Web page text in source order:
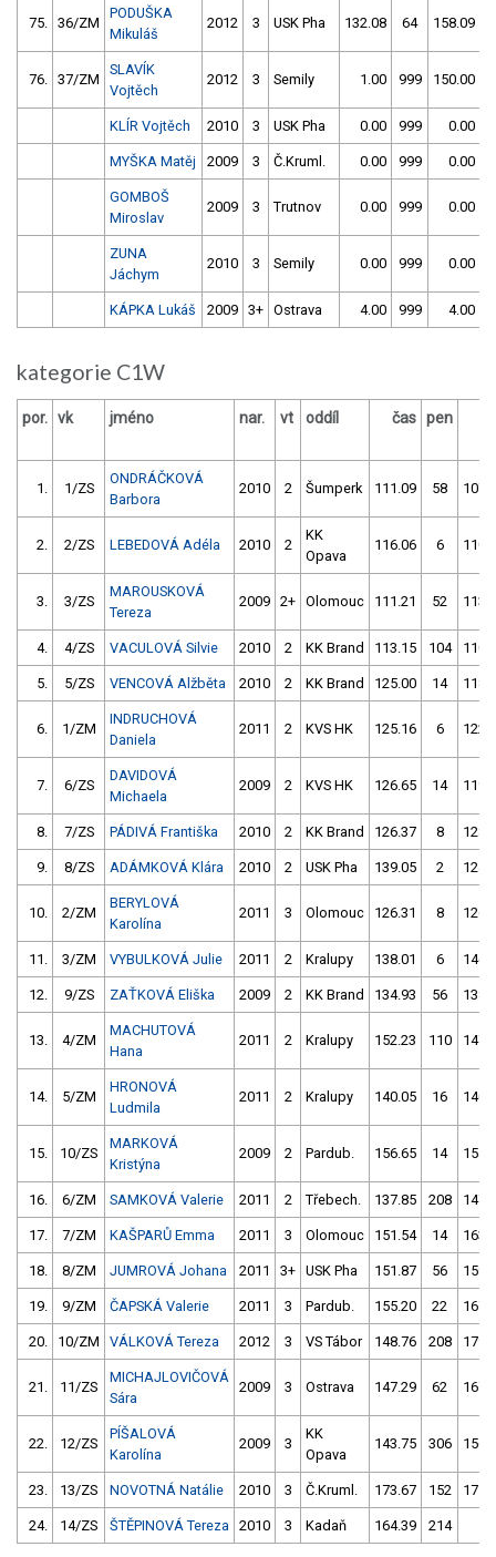
75. 36/ZM
PODUŠKA
Mikuláš
2012 3 USK Pha 132.08 64 158.09
76. 37/ZM
SLAVÍK
Vojtěch
2012 3 Semily 1.00 999 150.00
KLÍR Vojtěch 2010 3 USK Pha 0.00 999 0.00
MYŠKA Matěj 2009 3 Č.Kruml. 0.00 999 0.00
GOMBOŠ
Miroslav
2009 3 Trutnov 0.00 999 0.00
ZUNA
Jáchym
2010 3 Semily 0.00 999 0.00
KÁPKA Lukáš 2009 3+ Ostrava 4.00 999 4.00
kategorie C1W
por. vk jméno nar. vt oddíl čas pen
1. 1/ZS
ONDRÁČKOVÁ
Barbora
2010 2 Šumperk 111.09 58
2. 2/ZS LEBEDOVÁ Adéla 2010 2
KK
Opava
116.06 6
3. 3/ZS
MAROUSKOVÁ
Tereza
2009 2+ Olomouc 111.21 52
4. 4/ZS VACULOVÁ Silvie 2010 2 KK Brand 113.15 104
5. 5/ZS VENCOVÁ Alžběta 2010 2 KK Brand 125.00 14
6. 1/ZM
INDRUCHOVÁ
Daniela
2011 2 KVS HK 125.16 6
7. 6/ZS
DAVIDOVÁ
Michaela
2009 2 KVS HK 126.65 14
8. 7/ZS PÁDIVÁ Františka 2010 2 KK Brand 126.37 8
9. 8/ZS ADÁMKOVÁ Klára 2010 2 USK Pha 139.05 2
10. 2/ZM
BERYLOVÁ
Karolína
2011 3 Olomouc 126.31 8
11. 3/ZM VYBULKOVÁ Julie 2011 2 Kralupy 138.01 6
12. 9/ZS ZAŤKOVÁ Eliška 2009 2 KK Brand 134.93 56
13. 4/ZM
MACHUTOVÁ
Hana
2011 2 Kralupy 152.23 110
14. 5/ZM
HRONOVÁ
Ludmila
2011 2 Kralupy 140.05 16
15. 10/ZS
MARKOVÁ
Kristýna
2009 2 Pardub. 156.65 14
16. 6/ZM SAMKOVÁ Valerie 2011 2 Třebech. 137.85 208
17. 7/ZM KAŠPARŮ Emma 2011 3 Olomouc 151.54 14
18. 8/ZM JUMROVÁ Johana 2011 3+ USK Pha 151.87 56
19. 9/ZM ČAPSKÁ Valerie 2011 3 Pardub. 155.20 22
20. 10/ZM VÁLKOVÁ Tereza 2012 3 VS Tábor 148.76 208
21. 11/ZS
MICHAJLOVIČOVÁ
Sára
2009 3 Ostrava 147.29 62
22. 12/ZS
PÍŠALOVÁ
Karolína
2009 3
KK
Opava
143.75 306
23. 13/ZS NOVOTNÁ Natálie 2010 3 Č.Kruml. 173.67 152
24. 14/ZS ŠTĚPINOVÁ Tereza 2010 3 Kadaň 164.39 214